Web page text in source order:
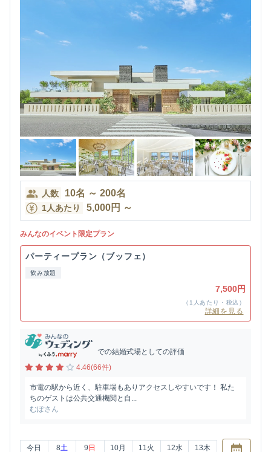
人数 10名 ～ 200名
1人あたり 5,000円 ～
みんなのイベント限定プラン
パーティープラン（ブッフェ）
飲み放題
7,500円
（1人あたり・税込）
詳細を見る
での結婚式場としての評価
4.46(66件)
市電の駅から近く、駐車場もありアクセスしやすいです！ 私た
ちのゲストは公共交通機関と自...
むぽさん
今日 8土 9 日 10月 11火 12水 13木